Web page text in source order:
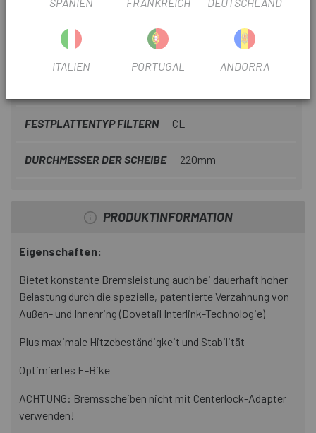
ART DER BREMBSEN Scheibe
FESTPLATTENTYP FILTERN CL
DURCHMESSER DER SCHEIBE 220mm
PRODUKTINFORMATION
Eigenschaften:
Bietet konstante Bremsleistung auch bei dauerhaft hoher
Belastung durch die spezielle, patentierte Verzahnung von
Außen- und Innenring (Dovetail Interlink-Technologie)
Plus maximale Hitzebeständigkeit und Stabilität
Optimiertes E-Bike
ACHTUNG: Bremsscheiben nicht mit Centerlock-Adapter
verwenden!
ITALIEN PORTUGAL ANDORRA